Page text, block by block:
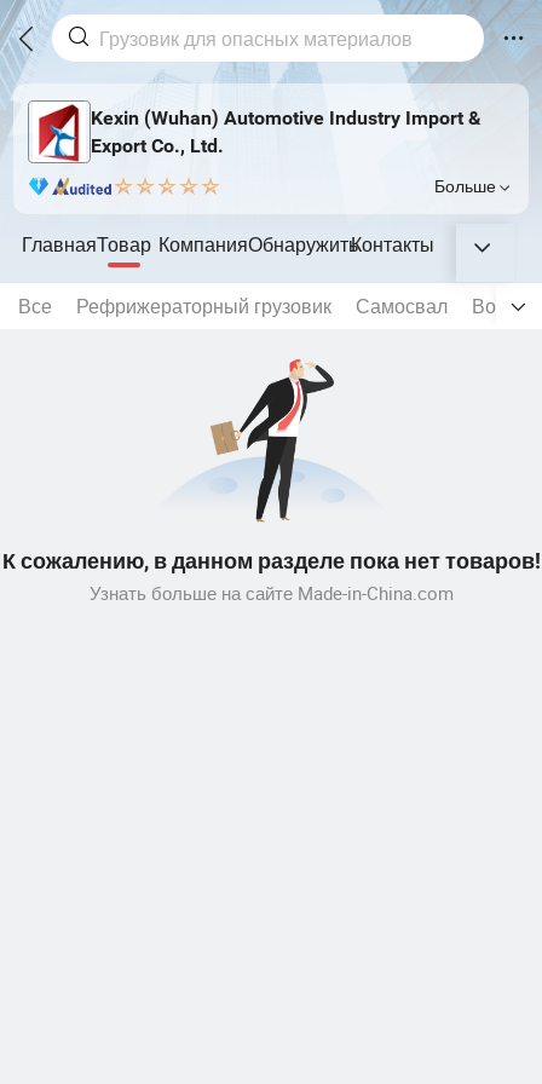
Kexin (Wuhan) Automotive Industry Import &
Export Co., Ltd.
Больше
ГлавнаяТовар КомпанияОбнаружитьКонтакты
Все Рефрижераторный грузовик Самосвал
К сожалению, в данном разделе пока нет товаров!
Узнать больше на сайте Made-in-China.com